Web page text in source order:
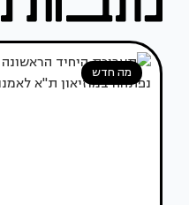
מה חדש